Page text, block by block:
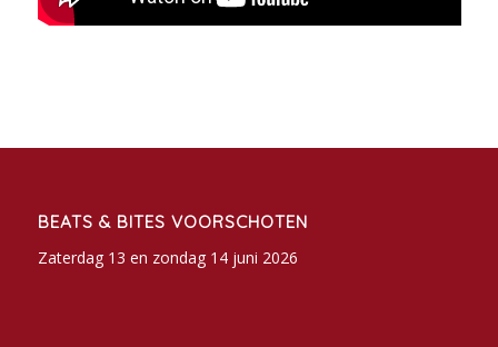
BEATS & BITES VOORSCHOTEN
Zaterdag 13 en zondag 14 juni 2026